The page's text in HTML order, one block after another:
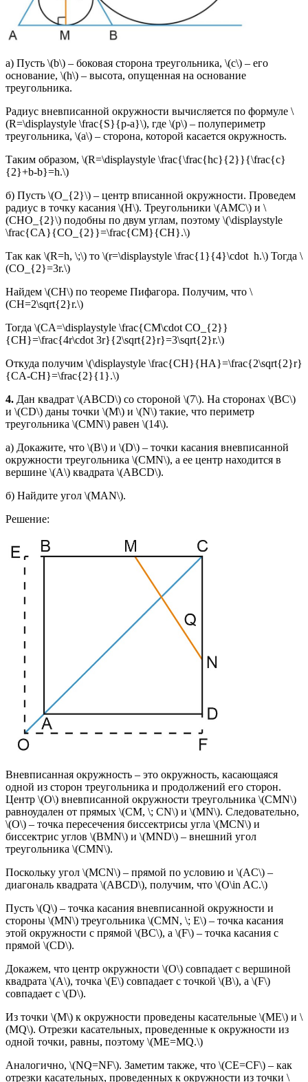
а) Пусть \(b\) – боковая сторона треугольника, \(c\) – его
основание, \(h\) – высота, опущенная на основание
треугольника.
Радиус вневписанной окружности вычисляется по формуле \
(R=\displaystyle \frac{S}{p-a}\), где \(p\) – полупериметр
треугольника, \(a\) – сторона, которой касается окружность.
Таким образом, \(R=\displaystyle \frac{\frac{hc}{2}}{\frac{c}
{2}+b-b}=h.\)
б) Пусть \(O_{2}\) – центр вписанной окружности. Проведем
радиус в точку касания \(H\). Треугольники \(AMC\) и \
(CHO_{2}\) подобны по двум углам, поэтому \(\displaystyle
\frac{CA}{CO_{2}}=\frac{CM}{CH}.\)
Так как \(R=h, \;\) то \(r=\displaystyle \frac{1}{4}\cdot h.\) Тогда \
(CO_{2}=3r.\)
Найдем \(CH\) по теореме Пифагора. Получим, что \
(CH=2\sqrt{2}r.\)
Тогда \(CA=\displaystyle \frac{CM\cdot CO_{2}}
{CH}=\frac{4r\cdot 3r}{2\sqrt{2}r}=3\sqrt{2}r.\)
Откуда получим \(\displaystyle \frac{CH}{HA}=\frac{2\sqrt{2}r}
{CA-CH}=\frac{2}{1}.\)
4. Дан квадрат \(ABCD\) со стороной \(7\). На сторонах \(BC\)
и \(CD\) даны точки \(M\) и \(N\) такие, что периметр
треугольника \(CMN\) равен \(14\).
а) Докажите, что \(B\) и \(D\) – точки касания вневписанной
окружности треугольника \(CMN\), а ее центр находится в
вершине \(A\) квадрата \(ABCD\).
б) Найдите угол \(MAN\).
Решение:
Вневписанная окружность – это окружность, касающаяся
одной из сторон треугольника и продолжений его сторон.
Центр \(O\) вневписанной окружности треугольника \(CMN\)
равноудален от прямых \(CM, \; CN\) и \(MN\). Следовательно,
\(O\) – точка пересечения биссектрисы угла \(MCN\) и
биссектрис углов \(BMN\) и \(MND\) – внешний угол
треугольника \(CMN\).
Поскольку угол \(MCN\) – прямой по условию и \(AC\) –
диагональ квадрата \(ABCD\), получим, что \(O\in AC.\)
Пусть \(Q\) – точка касания вневписанной окружности и
стороны \(MN\) треугольника \(CMN, \; E\) – точка касания
этой окружности с прямой \(BC\), а \(F\) – точка касания с
прямой \(CD\).
Докажем, что центр окружности \(O\) совпадает с вершиной
квадрата \(A\), точка \(E\) совпадает с точкой \(B\), а \(F\)
совпадает с \(D\).
Из точки \(M\) к окружности проведены касательные \(ME\) и \
(MQ\). Отрезки касательных, проведенные к окружности из
одной точки, равны, поэтому \(ME=MQ.\)
Аналогично, \(NQ=NF\). Заметим также, что \(CE=CF\) – как
отрезки касательных, проведенных к окружности из точки \